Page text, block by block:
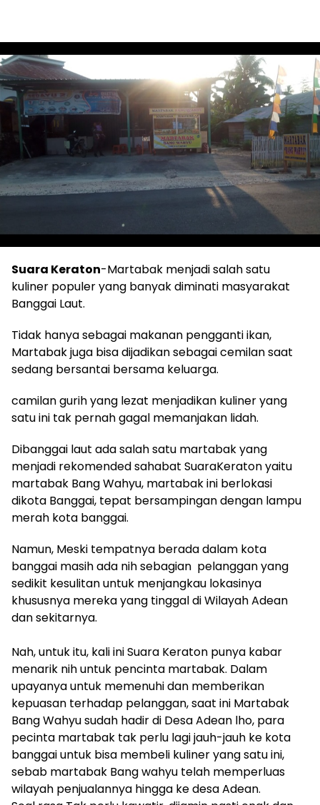
Suara Keraton-Martabak menjadi salah satu
kuliner populer yang banyak diminati masyarakat
Banggai Laut.
Tidak hanya sebagai makanan pengganti ikan,
Martabak juga bisa dijadikan sebagai cemilan saat
sedang bersantai bersama keluarga.
camilan gurih yang lezat menjadikan kuliner yang
satu ini tak pernah gagal memanjakan lidah.
Dibanggai laut ada salah satu martabak yang
menjadi rekomended sahabat SuaraKeraton yaitu
martabak Bang Wahyu, martabak ini berlokasi
dikota Banggai, tepat bersampingan dengan lampu
merah kota banggai.
Namun, Meski tempatnya berada dalam kota
banggai masih ada nih sebagian pelanggan yang
sedikit kesulitan untuk menjangkau lokasinya
khususnya mereka yang tinggal di Wilayah Adean
dan sekitarnya.
Nah, untuk itu, kali ini Suara Keraton punya kabar
menarik nih untuk pencinta martabak. Dalam
upayanya untuk memenuhi dan memberikan
kepuasan terhadap pelanggan, saat ini Martabak
Bang Wahyu sudah hadir di Desa Adean lho, para
pecinta martabak tak perlu lagi jauh-jauh ke kota
banggai untuk bisa membeli kuliner yang satu ini,
sebab martabak Bang wahyu telah memperluas
wilayah penjualannya hingga ke desa Adean.